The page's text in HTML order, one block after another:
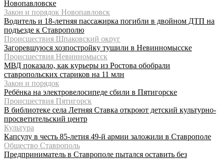
Новопавловске
Закон и порядок Новопавловск
Водитель и 18-летняя пассажирка погибли в двойном ДТП на
подъезде к Ставрополю
Происшествия Шпаковский округ
Загоревшуюся хозпостройку тушили в Невинномысске
Происшествия Невинномысск
МВД показало, как курьеры из Ростова обобрали
ставропольских стариков на 11 млн
Закон и порядок
Ребёнка на электровелосипеде сбили в Пятигорске
Происшествия Пятигорск
В библиотеке села Летняя Ставка откроют детский культурно-
просветительский центр
Культура
Капсулу в честь 85-летия 49-й армии заложили в Ставрополе
Общество Ставрополь
Предприниматель в Ставрополе пытался оставить без